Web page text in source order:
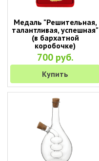
Медаль "Решительная,
талантливая, успешная"
(в бархатной
коробочке)
700 руб.
Купить